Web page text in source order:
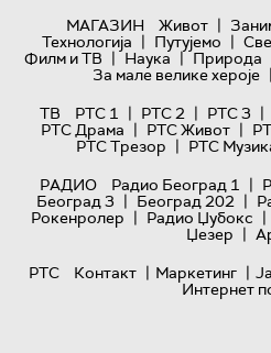
МАГАЗИН
Живот |
Технологијa | Путујемо |
Филм и ТВ | Наука | Природа
За мале велике хероје |
ТВ
РТС 1 | РТС 2 | РТС 3 |
РТС Драма | РТС Живот |
РТС Трезор | РТС
РАДИО
Радио Београд 1 |
Београд 3 | Београд 202 |
Рокенролер | Радио Џубокс |
Џезер |
РТС
Контакт | Маркетинг |
Интернет